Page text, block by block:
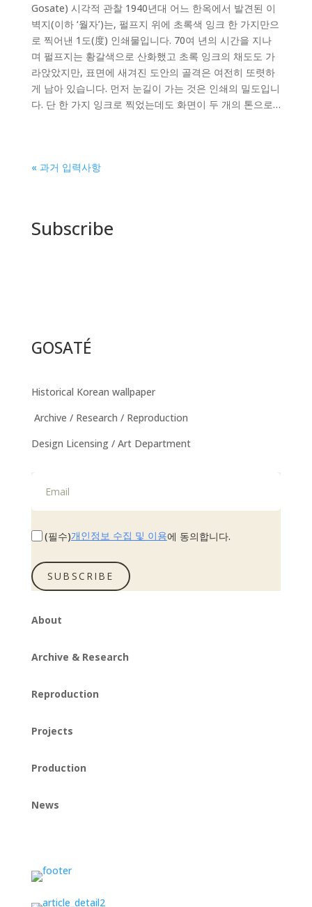
Gosate) 시각적 관찰 1940년대 어느 한옥에서 발견된 이
벽지(이하 ‘월자’)는, 펄프지 위에 초록색 잉크 한 가지만으
로 찍어낸 1도(度) 인쇄물입니다. 70여 년의 시간을 지나
며 펄프지는 황갈색으로 산화했고 초록 잉크의 채도도 가
라앉았지만, 표면에 새겨진 도안의 골격은 여전히 또렷하
게 남아 있습니다. 먼저 눈길이 가는 것은 인쇄의 밀도입니
다. 단 한 가지 잉크로 찍었는데도 화면이 두 개의 톤으로…
« 과거 입력사항
Subscribe
GOSATÉ
Historical Korean wallpaper
Archive / Research / Reproduction
Design Licensing / Art Department
(필수)개인정보 수집 및 이용에 동의합니다.
SUBSCRIBE
About
Archive & Research
Reproduction
Projects
Production
News